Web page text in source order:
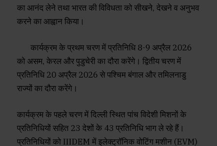
का आनंद लेने तथा भारत की विविधता को सीखने, देखने व अनुभव
करने का आह्वान किया।
कार्यक्रम के प्रथम चरण में प्रतिनिधि 8-9 अप्रैल 2026
को असम, केरल और पुडुचेरी का दौरा करेंगे। द्वितीय चरण में
प्रतिनिधि 20 अप्रैल 2026 से पश्चिम बंगाल और तमिलनाडु
राज्यों का दौरा करेंगे।
कार्यक्रम के पहले चरण में दिल्ली स्थित पांच विदेशी मिशनों के
प्रतिनिधियों सहित 23 देशों के 43 प्रतिनिधि भाग ले रहे हैं।
प्रतिनिधियों को IIIDEM में इलेक्ट्रॉनिक वोटिंग मशीन (EVM)